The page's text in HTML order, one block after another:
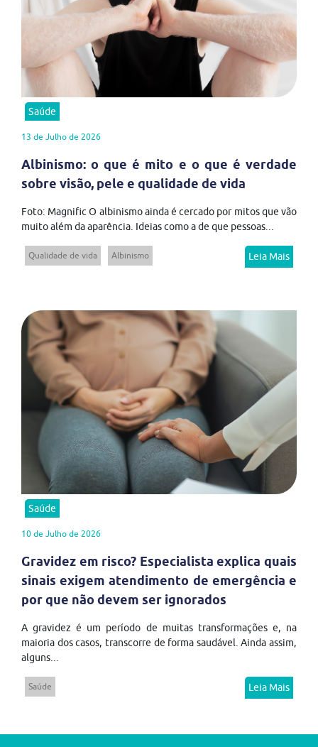
Saúde
13 de Julho de 2026
Albinismo: o que é mito e o que é verdade
sobre visão, pele e qualidade de vida
Foto: Magnific O albinismo ainda é cercado por mitos que vão
muito além da aparência. Ideias como a de que pessoas...
Qualidade de vida Albinismo Leia Mais
Saúde
10 de Julho de 2026
Gravidez em risco? Especialista explica quais
sinais exigem atendimento de emergência e
por que não devem ser ignorados
A gravidez é um período de muitas transformações e, na
maioria dos casos, transcorre de forma saudável. Ainda assim,
alguns...
Saúde Leia Mais